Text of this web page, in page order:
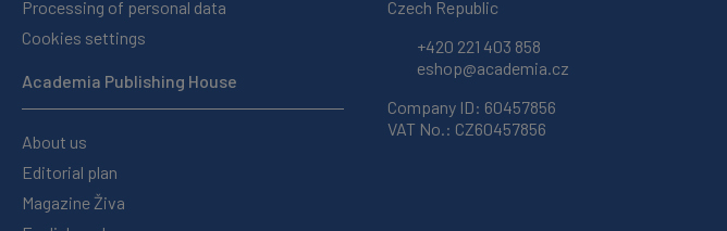
Processing of personal data
Cookies settings
Academia Publishing House
About us
Editorial plan
Magazine Živa
Czech Republic
+420 221 403 858
eshop@academia.cz
Company ID: 60457856
VAT No.: CZ60457856